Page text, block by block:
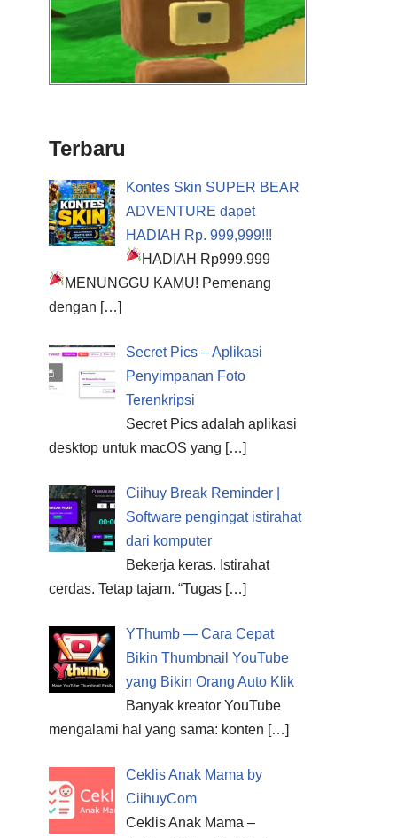
Terbaru
Kontes Skin SUPER BEAR
ADVENTURE dapet
HADIAH Rp. 999,999!!!
HADIAH Rp999.999
MENUNGGU KAMU! Pemenang
dengan […]
Secret Pics – Aplikasi
Penyimpanan Foto
Terenkripsi
Secret Pics adalah aplikasi
desktop untuk macOS yang […]
Ciihuy Break Reminder |
Software pengingat istirahat
dari komputer
Bekerja keras. Istirahat
cerdas. Tetap tajam. “Tugas […]
YThumb — Cara Cepat
Bikin Thumbnail YouTube
yang Bikin Orang Auto Klik
Banyak kreator YouTube
mengalami hal yang sama: konten […]
Ceklis Anak Mama by
CiihuyCom
Ceklis Anak Mama –